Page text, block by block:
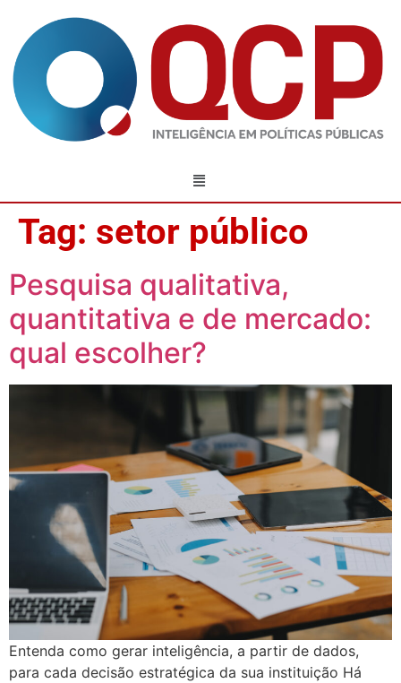
Tag: setor público
Pesquisa qualitativa,
quantitativa e de mercado:
qual escolher?
Entenda como gerar inteligência, a partir de dados,
para cada decisão estratégica da sua instituição Há